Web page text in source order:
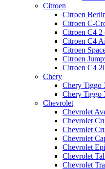
Citroen
Citroen
Citroen C-
Citroen C4 2
Citroen C4
Citroen
Citroen
Citroen C4
Chery
Chery Tiggo
Chery Tiggo
Chevrolet
Chevrolet
Chevrolet
Chevrolet
Chevrolet
Chevrolet
Chevrolet
Chevrolet